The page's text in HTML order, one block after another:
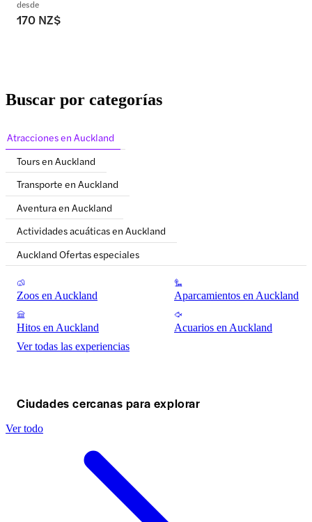
desde
170 NZ$
Buscar por categorías
Atracciones en Auckland
Tours en Auckland
Transporte en Auckland
Aventura en Auckland
Actividades acuáticas en Auckland
Auckland Ofertas especiales
Zoos en Auckland Aparcamientos en Auckland
Hitos en Auckland
Acuarios en Auckland
Ver todas las experiencias
Ciudades cercanas para explorar
Ver todo